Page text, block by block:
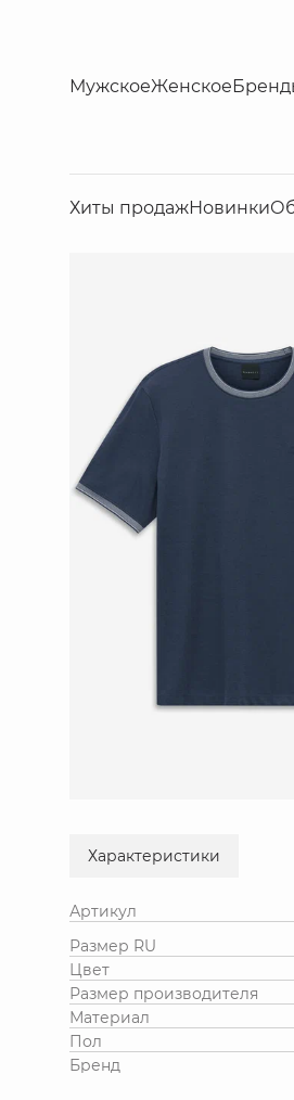
МужскоеЖенское
Хиты продажНовинки
Характеристики
Артикул
Размер RU
Цвет
Размер производителя
Материал
Пол
Бренд